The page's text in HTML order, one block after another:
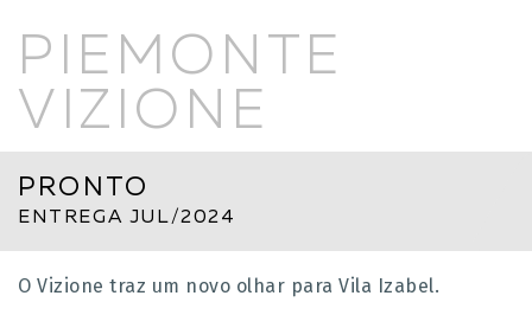
PIEMONTE
VIZIONE
PRONTO
ENTREGA JUL/2024
O Vizione traz um novo olhar para Vila Izabel.